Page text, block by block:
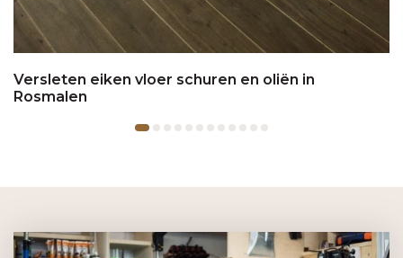
Versleten eiken vloer schuren en oliën in
Rosmalen